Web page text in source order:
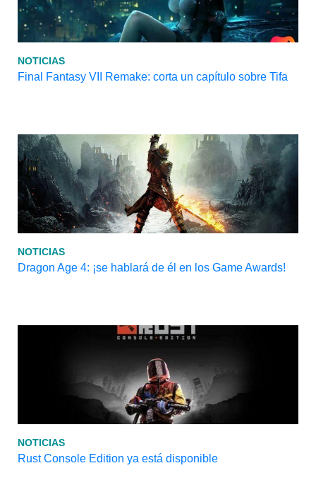
NOTICIAS
Final Fantasy VII Remake: corta un capítulo sobre Tifa
NOTICIAS
Dragon Age 4: ¡se hablará de él en los Game Awards!
NOTICIAS
Rust Console Edition ya está disponible